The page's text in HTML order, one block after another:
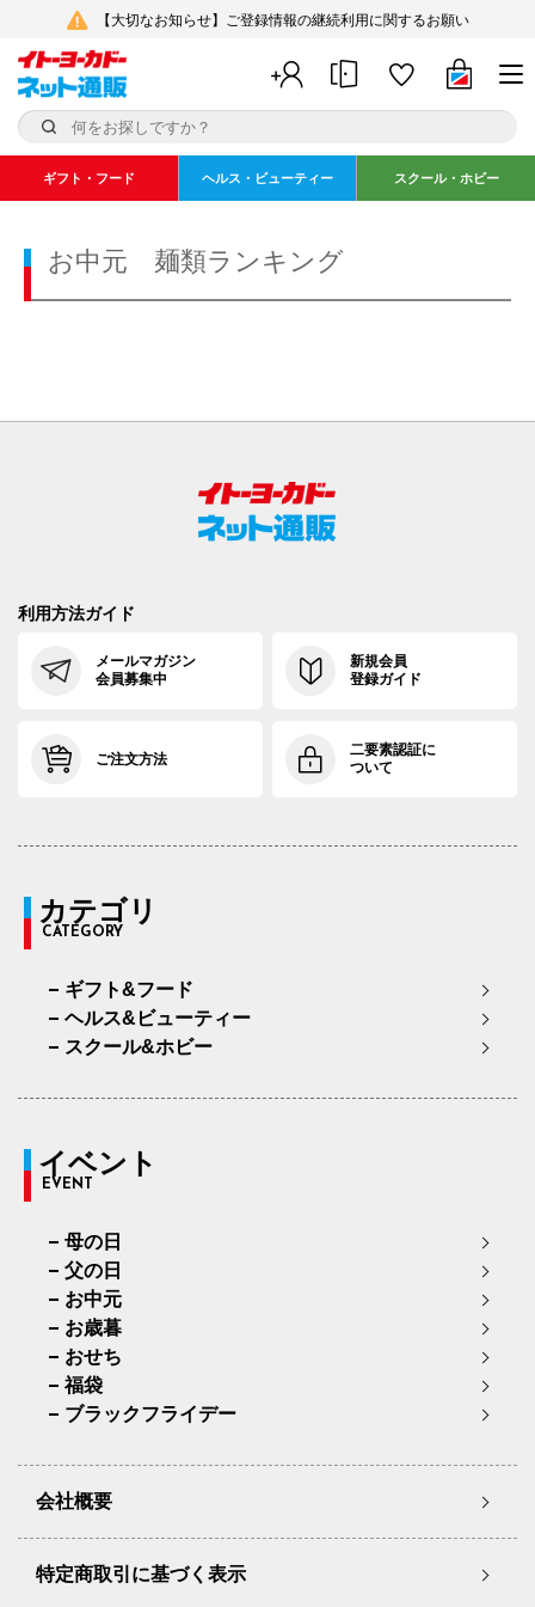
【大切なお知らせ】ご登録情報の継続利用に関するお願い
ギフト・フード ヘルス・ビューティー スクール・ホビー
お中元 麺類ランキング
利用方法ガイド
メールマガジン
会員募集中
新規会員
登録ガイド
ご注文方法
二要素認証に
ついて
カテゴリ
CATEGORY
ギフト&フード
ヘルス&ビューティー
スクール&ホビー
イベント
EVENT
母の日
父の日
お中元
お歳暮
おせち
福袋
ブラックフライデー
会社概要
特定商取引に基づく表示